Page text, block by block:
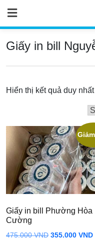
content
Giấy in bill
Hiển thị kết quả duy nhất
Giấy in bill Phường Hòa
Cường
475.000VND Giá
355.000 VND